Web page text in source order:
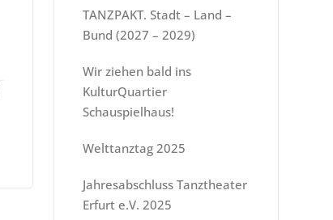
TANZPAKT. Stadt – Land –
Bund (2027 – 2029)
Wir ziehen bald ins
KulturQuartier
Schauspielhaus!
Welttanztag 2025
Jahresabschluss Tanztheater
Erfurt e.V. 2025